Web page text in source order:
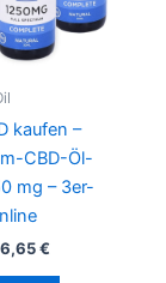
kaufen –
CBD-Öl-
mg – 3er-
€